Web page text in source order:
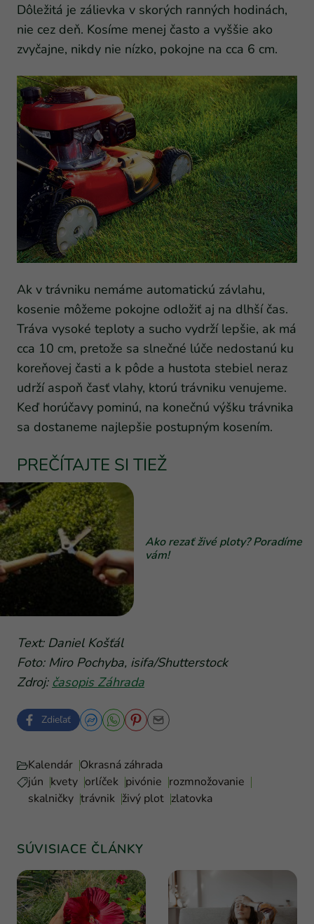
Dôležitá je zálievka v skorých ranných hodinách,
nie cez deň. Kosíme menej často a vyššie ako
zvyčajne, nikdy nie nízko, pokojne na cca 6 cm.
Ak v trávniku nemáme automatickú závlahu,
kosenie môžeme pokojne odložiť aj na dlhší čas.
Tráva vysoké teploty a sucho vydrží lepšie, ak má
cca 10 cm, pretože sa slnečné lúče nedostanú ku
koreňovej časti a k pôde a hustota stebiel neraz
udrží aspoň časť vlahy, ktorú trávniku venujeme.
Keď horúčavy pominú, na konečnú výšku trávnika
sa dostaneme najlepšie postupným kosením.
PREČÍTAJTE SI TIEŽ
Ako rezať živé ploty? Poradíme
vám!
Text: Daniel Košťál
Foto: Miro Pochyba, isifa/Shutterstock
Zdroj: časopis Záhrada
Zdieľať
Kalendár Okrasná záhrada
jún kvety orlíček pivónie rozmnožovanie
skalničky trávnik živý plot zlatovka
SÚVISIACE ČLÁNKY